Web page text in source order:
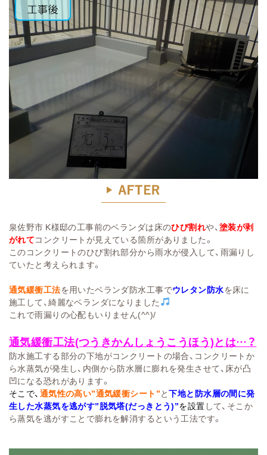
泉佐野市 K様邸の工事前のベランダは床のひび割れや、塗装が剥
がれてコンクリートが見えている箇所がありました。
このコンクリートのひび割れ部分から雨水が侵入して、雨漏りし
ていたと考えられます。
通気緩衝工法を用いたベランダ防水工事でウレタン防水を床に
施工して、綺麗なベランダになりました
これで雨漏りの心配もいりません(^^)/
通気緩衝工法(つうきかんしょうこうほう)とは…？
防水施工する部分の下地がコンクリートの場合、コンクリートか
ら水蒸気が発生し、内側から防水層に膨れを発生させて、床が凸
凹になる恐れがあります。
そこで、 通気性の高い”通気緩衝シート”と下地と防水層の間に発
生した水蒸気を逃がす”脱気塔(だっきとう)”を設置 して、そこか
ら蒸気を逃がすことで膨れを解消するという工法です。